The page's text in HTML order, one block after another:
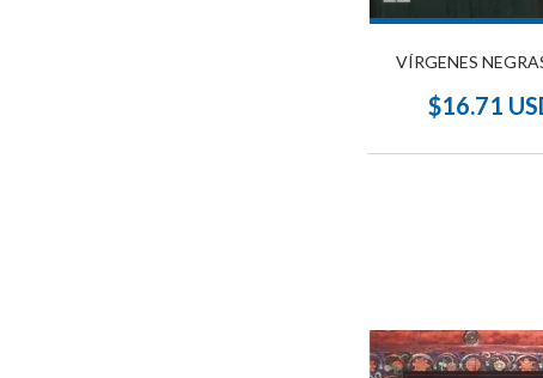
VÍRGENES
$16.71